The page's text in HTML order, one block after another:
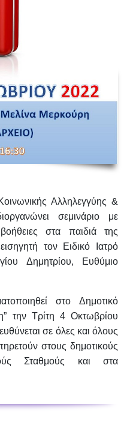
Αλληλεγγύης &
σεμινάριο με
στα παιδιά της
τον Ειδικό Ιατρό
Δημητρίου,
Ευθύμιο
στο Δημοτικό
την Τρίτη 4 Οκτωβρίου
σε όλες και όλους
στους δημοτικούς
Σταθμούς και στα